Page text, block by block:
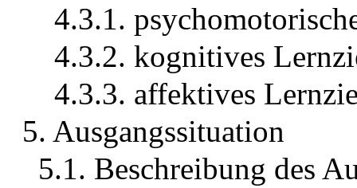
4.3.1.
4.3.2. kognitives
4.3.3. affektives
5. Ausgangssituation
5.1. Beschreibung des